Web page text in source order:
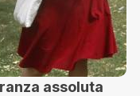
assoluta